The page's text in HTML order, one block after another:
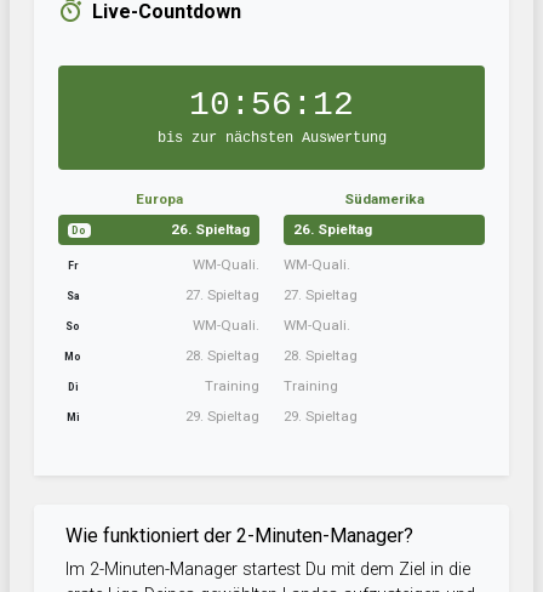
Live-Countdown
10:56:11
bis zur nächsten Auswertung
Europa
Do 26. Spieltag
Fr WM-Quali.
Sa 27. Spieltag
So WM-Quali.
Mo 28. Spieltag
Di Training
Mi 29. Spieltag
Südamerika
26. Spieltag
WM-Quali.
27. Spieltag
WM-Quali.
28. Spieltag
Training
29. Spieltag
Wie funktioniert der 2-Minuten-Manager?
Im 2-Minuten-Manager startest Du mit dem Ziel in die